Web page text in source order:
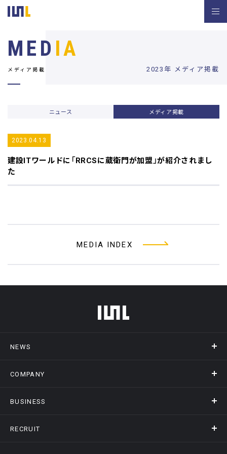
2023年 メディア掲載
MED IA
メディア掲載
ニュース メディア掲載
2023.04.13
建設ITワールドに「RRCSに蔵衛門が加盟」が紹介されまし
た
MEDIA INDEX
フッターメニュー
NEWS
ニュース
COMPANY
会社概要
BUSINESS
事業情報トップ
RECRUIT